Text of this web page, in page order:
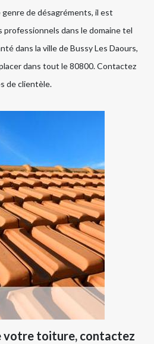
de désagréments, il est
professionnels dans le domaine tel
dans la ville de Bussy Les Daours,
dans tout le 80800. Contactez
de clientèle.
votre toiture, contactez